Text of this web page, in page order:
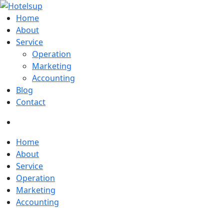
Home
About
Service
Operation
Marketing
Accounting
Blog
Contact
Home
About
Service
Operation
Marketing
Accounting